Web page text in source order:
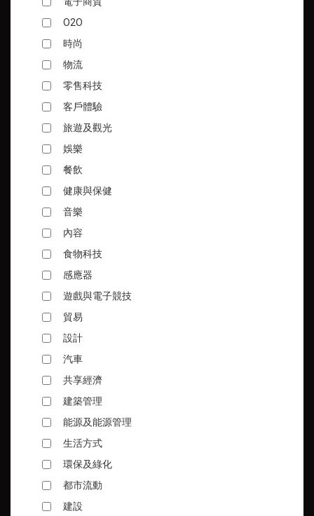
O2O
時尚
物流
零售科技
客戶體驗
旅遊及觀光
娛樂
餐飲
健康與保健
音樂
內容
食物科技
感應器
遊戲與電子競技
貿易
設計
汽車
共享經濟
建築管理
能源及能源管理
生活方式
環保及綠化
都市流動
建設